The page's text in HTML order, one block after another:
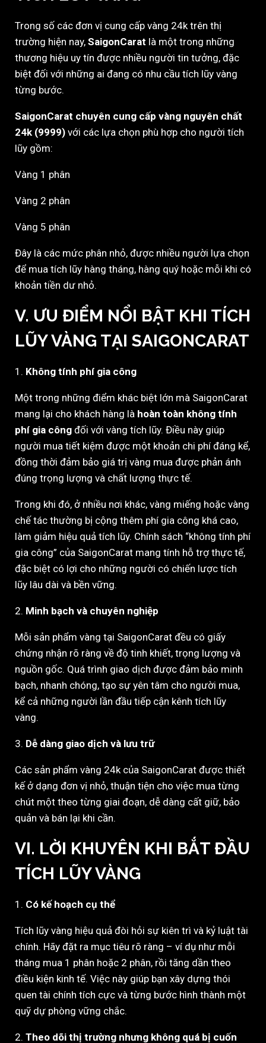
Trong số các đơn vị cung cấp vàng 24k trên thị
trường hiện nay, SaigonCarat là một trong những
thương hiệu uy tín được nhiều người tin tưởng, đặc
biệt đối với những ai đang có nhu cầu tích lũy vàng
từng bước.
SaigonCarat chuyên cung cấp vàng nguyên chất
24k (9999) với các lựa chọn phù hợp cho người tích
lũy gồm:
Vàng 1 phân
Vàng 2 phân
Vàng 5 phân
Đây là các mức phân nhỏ, được nhiều người lựa chọn
để mua tích lũy hàng tháng, hàng quý hoặc mỗi khi có
khoản tiền dư nhỏ.
V. ƯU ĐIỂM NỔI BẬT KHI TÍCH
LŨY VÀNG TẠI SAIGONCARAT
1. Không tính phí gia công
Một trong những điểm khác biệt lớn mà SaigonCarat
mang lại cho khách hàng là hoàn toàn không tính
phí gia công đối với vàng tích lũy. Điều này giúp
người mua tiết kiệm được một khoản chi phí đáng kể,
đồng thời đảm bảo giá trị vàng mua được phản ánh
đúng trọng lượng và chất lượng thực tế.
Trong khi đó, ở nhiều nơi khác, vàng miếng hoặc vàng
chế tác thường bị cộng thêm phí gia công khá cao,
làm giảm hiệu quả tích lũy. Chính sách “không tính phí
gia công” của SaigonCarat mang tính hỗ trợ thực tế,
đặc biệt có lợi cho những người có chiến lược tích
lũy lâu dài và bền vững.
2. Minh bạch và chuyên nghiệp
Mỗi sản phẩm vàng tại SaigonCarat đều có giấy
chứng nhận rõ ràng về độ tinh khiết, trọng lượng và
nguồn gốc. Quá trình giao dịch được đảm bảo minh
bạch, nhanh chóng, tạo sự yên tâm cho người mua,
kể cả những người lần đầu tiếp cận kênh tích lũy
vàng.
3. Dễ dàng giao dịch và lưu trữ
Các sản phẩm vàng 24k của SaigonCarat được thiết
kế ở dạng đơn vị nhỏ, thuận tiện cho việc mua từng
chút một theo từng giai đoạn, dễ dàng cất giữ, bảo
quản và bán lại khi cần.
VI. LỜI KHUYÊN KHI BẮT ĐẦU
TÍCH LŨY VÀNG
1. Có kế hoạch cụ thể
Tích lũy vàng hiệu quả đòi hỏi sự kiên trì và kỷ luật tài
chính. Hãy đặt ra mục tiêu rõ ràng – ví dụ như mỗi
tháng mua 1 phân hoặc 2 phân, rồi tăng dần theo
điều kiện kinh tế. Việc này giúp bạn xây dựng thói
quen tài chính tích cực và từng bước hình thành một
quỹ dự phòng vững chắc.
2. Theo dõi thị trường nhưng không quá bị cuốn